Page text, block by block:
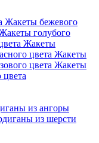
Жакеты бежевого
голубого
Жакеты
цвета Жакеты
цвета Жакеты
из ангоры
из шерсти